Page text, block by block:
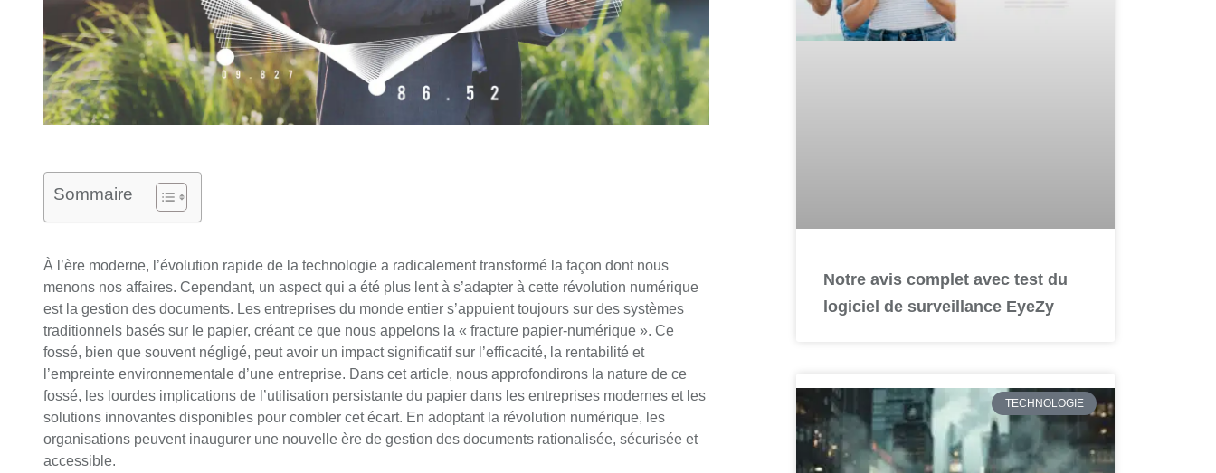
Sommaire
À l’ère moderne, l’évolution rapide de la technologie a radicalement transformé la façon dont nous
menons nos affaires. Cependant, un aspect qui a été plus lent à s’adapter à cette révolution numérique
est la gestion des documents. Les entreprises du monde entier s’appuient toujours sur des systèmes
traditionnels basés sur le papier, créant ce que nous appelons la « fracture papier-numérique ». Ce
fossé, bien que souvent négligé, peut avoir un impact significatif sur l’efficacité, la rentabilité et
l’empreinte environnementale d’une entreprise. Dans cet article, nous approfondirons la nature de ce
fossé, les lourdes implications de l’utilisation persistante du papier dans les entreprises modernes et les
solutions innovantes disponibles pour combler cet écart. En adoptant la révolution numérique, les
organisations peuvent inaugurer une nouvelle ère de gestion des documents rationalisée, sécurisée et
accessible.
Notre avis complet avec test du
logiciel de surveillance EyeZy
TECHNOLOGIE